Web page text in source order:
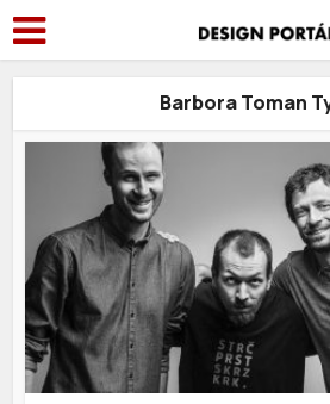
Barbora Toman